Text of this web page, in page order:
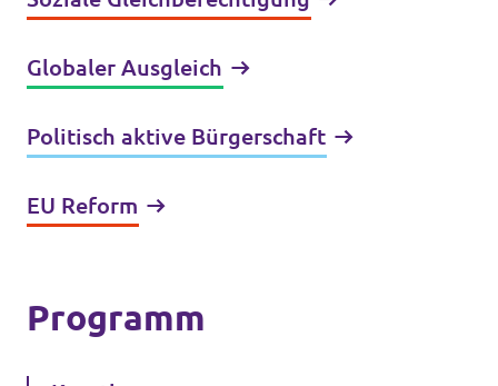
Globaler Ausgleich
Politisch aktive Bürgerschaft
EU Reform
Programm